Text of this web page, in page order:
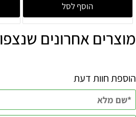
הוסף לסל
מוצרים אחרונים שנצפו
הוספת חוות דעת